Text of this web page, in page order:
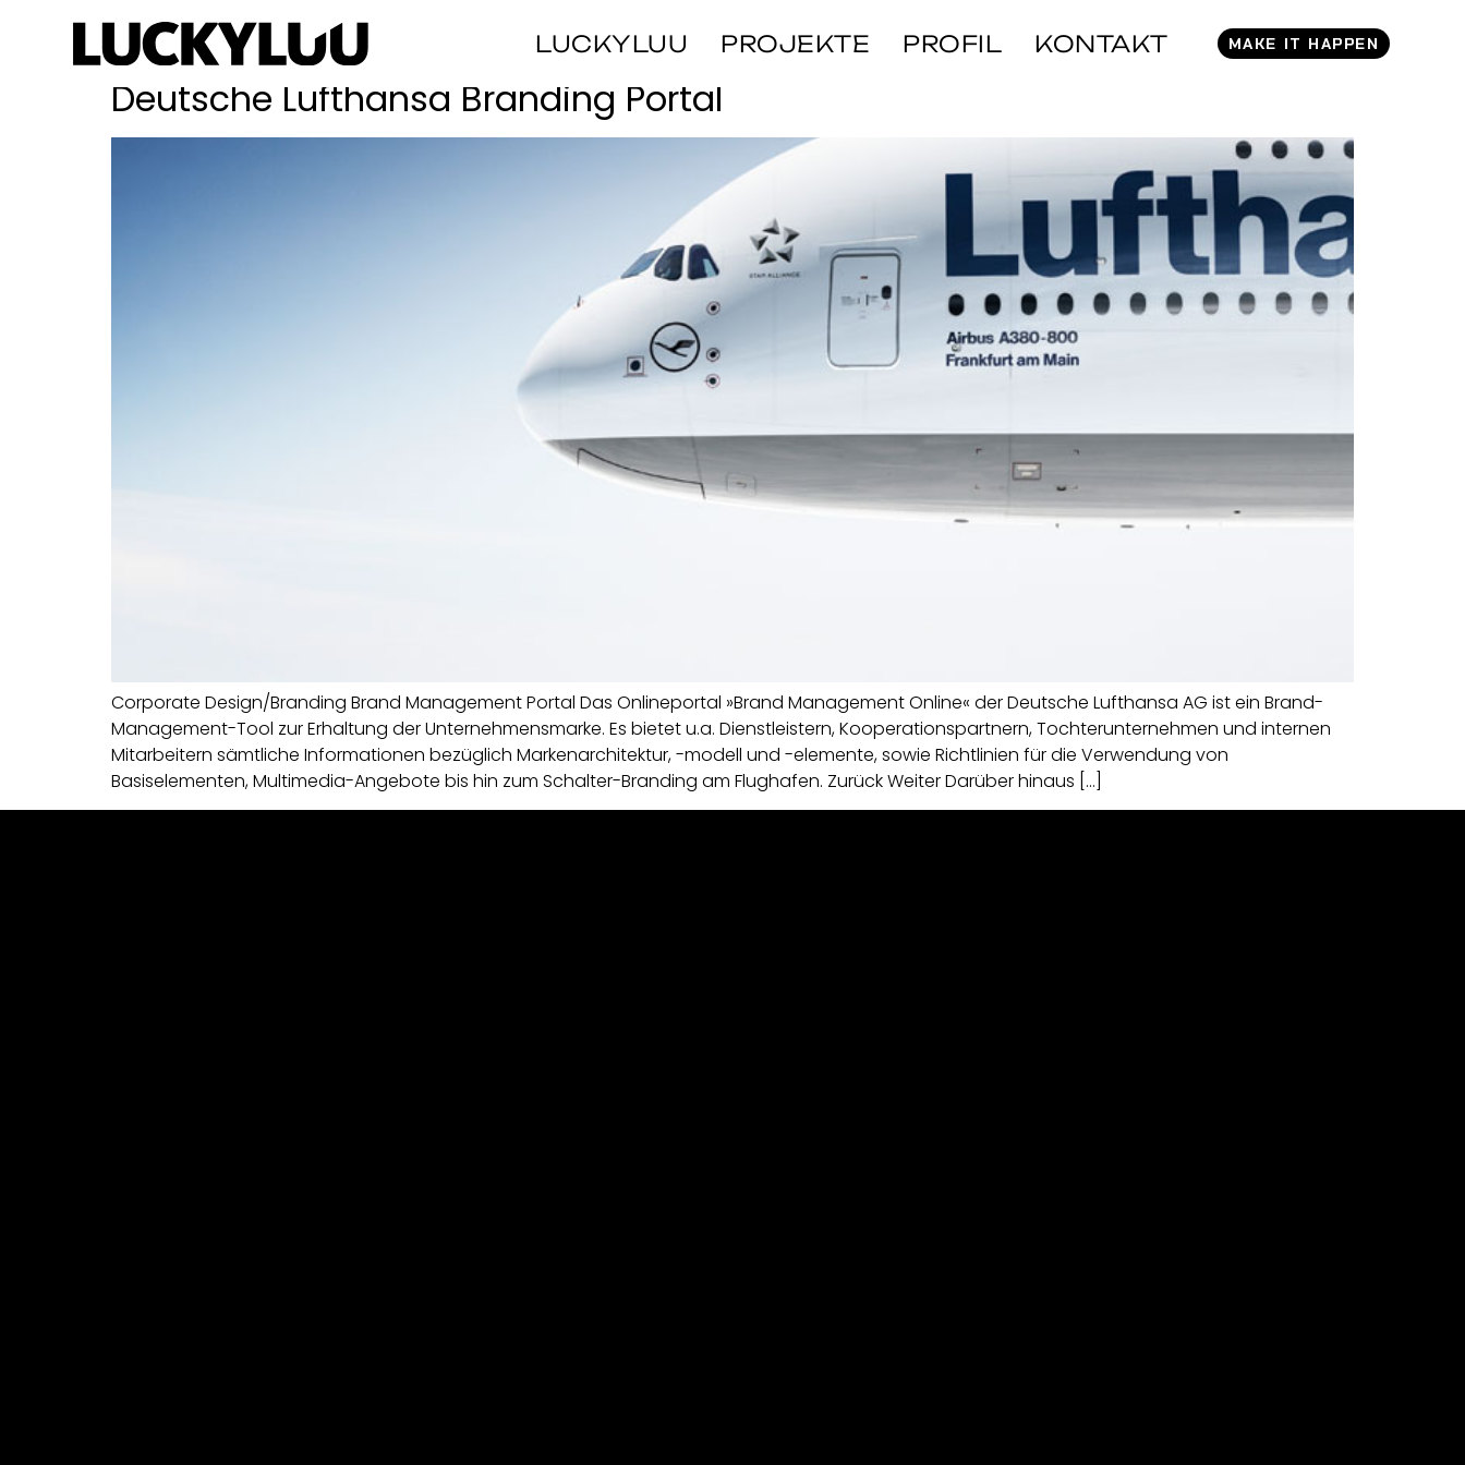
LUCKYLUU PROJEKTE PROFIL KONTAKT MAKE IT HAPPEN
Schlagwort: Flughafen
Deutsche Lufthansa Branding Portal
Corporate Design/Branding Brand Management Portal Das Onlineportal »Brand Management Online« der Deutsche Lufthansa AG ist ein Brand-
Management-Tool zur Erhaltung der Unternehmensmarke. Es bietet u.a. Dienstleistern, Kooperationspartnern, Tochterunternehmen und internen
Mitarbeitern sämtliche Informationen bezüglich Markenarchitektur, -modell und -elemente, sowie Richtlinien für die Verwendung von
Basiselementen, Multimedia-Angebote bis hin zum Schalter-Branding am Flughafen. Zurück Weiter Darüber hinaus […]